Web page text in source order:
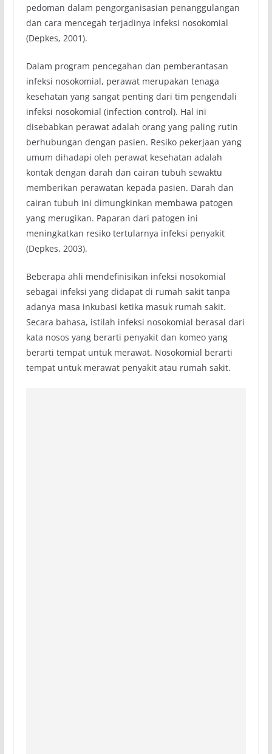
pedoman dalam pengorganisasian penanggulangan
dan cara mencegah terjadinya infeksi nosokomial
(Depkes, 2001).
Dalam program pencegahan dan pemberantasan
infeksi nosokomial, perawat merupakan tenaga
kesehatan yang sangat penting dari tim pengendali
infeksi nosokomial (infection control). Hal ini
disebabkan perawat adalah orang yang paling rutin
berhubungan dengan pasien. Resiko pekerjaan yang
umum dihadapi oleh perawat kesehatan adalah
kontak dengan darah dan cairan tubuh sewaktu
memberikan perawatan kepada pasien. Darah dan
cairan tubuh ini dimungkinkan membawa patogen
yang merugikan. Paparan dari patogen ini
meningkatkan resiko tertularnya infeksi penyakit
(Depkes, 2003).
Beberapa ahli mendefinisikan infeksi nosokomial
sebagai infeksi yang didapat di rumah sakit tanpa
adanya masa inkubasi ketika masuk rumah sakit.
Secara bahasa, istilah infeksi nosokomial berasal dari
kata nosos yang berarti penyakit dan komeo yang
berarti tempat untuk merawat. Nosokomial berarti
tempat untuk merawat penyakit atau rumah sakit.